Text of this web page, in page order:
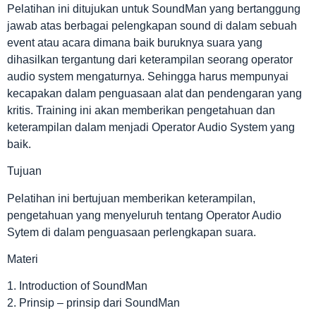
Pelatihan ini ditujukan untuk SoundMan yang bertanggung
jawab atas berbagai pelengkapan sound di dalam sebuah
event atau acara dimana baik buruknya suara yang
dihasilkan tergantung dari keterampilan seorang operator
audio system mengaturnya. Sehingga harus mempunyai
kecapakan dalam penguasaan alat dan pendengaran yang
kritis. Training ini akan memberikan pengetahuan dan
keterampilan dalam menjadi Operator Audio System yang
baik.
Tujuan
Pelatihan ini bertujuan memberikan keterampilan,
pengetahuan yang menyeluruh tentang Operator Audio
Sytem di dalam penguasaan perlengkapan suara.
Materi
1. Introduction of SoundMan
2. Prinsip – prinsip dari SoundMan